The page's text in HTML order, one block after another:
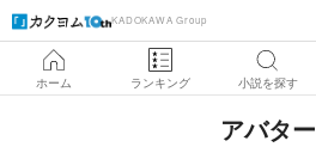
KADOKAWA Group
ホーム ランキング 小説を探す
アバター